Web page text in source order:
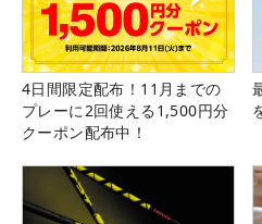
4日間限定配布！11月までの
プレーに2回使える1,500円分
クーポン配布中！